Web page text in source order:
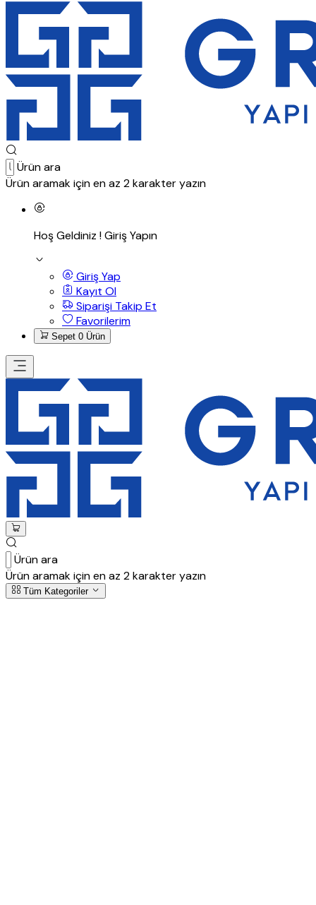
Ürün ara
Ürün aramak için en az 2 karakter yazın
Hoş Geldiniz !Giriş Yapın
Giriş Yap
Kayıt Ol
Siparişi Takip Et
Favorilerim
Sepet 0 Ürün
Ürün ara
Ürün aramak için en az 2 karakter yazın
Tüm Kategoriler